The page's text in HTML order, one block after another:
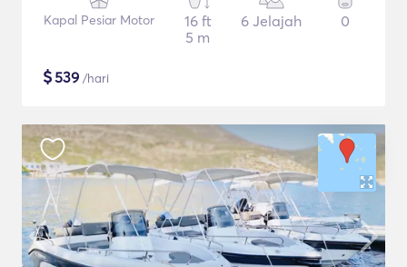
Kapal Pesiar Motor
16 ft
5 m
6 Jelajah 0
$539 /hari